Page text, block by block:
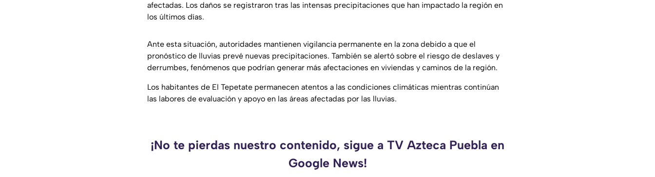
afectadas. Los daños se registraron tras las intensas precipitaciones que han impactado la región en
los últimos días.
Ante esta situación, autoridades mantienen vigilancia permanente en la zona debido a que el
pronóstico de lluvias prevé nuevas precipitaciones. También se alertó sobre el riesgo de deslaves y
derrumbes, fenómenos que podrían generar más afectaciones en viviendas y caminos de la región.
Los habitantes de El Tepetate permanecen atentos a las condiciones climáticas mientras continúan
las labores de evaluación y apoyo en las áreas afectadas por las lluvias.
¡No te pierdas nuestro contenido, sigue a TV Azteca Puebla en
Google News!